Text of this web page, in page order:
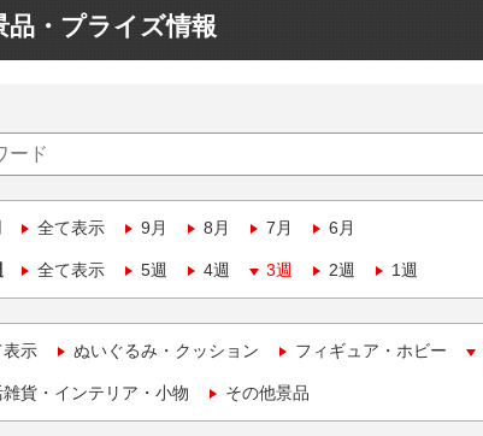
品・プライズ情報
全て表示 9月 8月 7月 6月
全て表示 5週 4週 3週 2週 1週
表示 ぬいぐるみ・クッション フィギュア・ホビー
貨・インテリア・小物 その他景品